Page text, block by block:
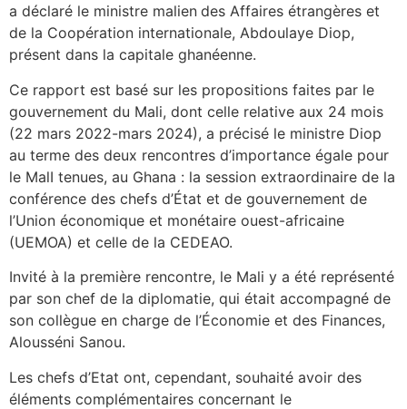
a déclaré le ministre malien des Affaires étrangères et
de la Coopération internationale, Abdoulaye Diop,
présent dans la capitale ghanéenne.
Ce rapport est basé sur les propositions faites par le
gouvernement du Mali, dont celle relative aux 24 mois
(22 mars 2022-mars 2024), a précisé le ministre Diop
au terme des deux rencontres d’importance égale pour
le MalI tenues, au Ghana : la session extraordinaire de la
conférence des chefs d’État et de gouvernement de
l’Union économique et monétaire ouest-africaine
(UEMOA) et celle de la CEDEAO.
Invité à la première rencontre, le Mali y a été représenté
par son chef de la diplomatie, qui était accompagné de
son collègue en charge de l’Économie et des Finances,
Alousséni Sanou.
Les chefs d’Etat ont, cependant, souhaité avoir des
éléments complémentaires concernant le